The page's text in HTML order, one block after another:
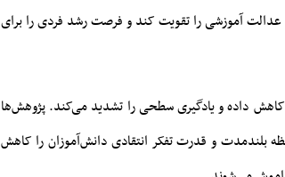
آموزشی را تقویت کند و فرصت رشد فردی را برای
کاهش داده و یادگیری سطحی را تشدید می‌کند. پژوهش‌ها
بلندمدت و قدرت تفکر انتقادی دانش‌آموزان را کاهش